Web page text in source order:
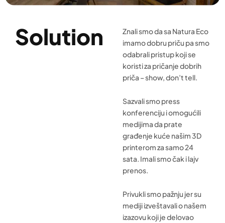
Solution
Znali smo da sa Natura Eco
imamo dobru priču pa smo
odabrali pristup koji se
koristi za pričanje dobrih
priča – show, don’t tell.
Sazvali smo press
konferenciju i omogućili
medijima da prate
građenje kuće našim 3D
printerom za samo 24
sata. Imali smo čak i lajv
prenos.
Privukli smo pažnju jer su
mediji izveštavali o našem
izazovu koji je delovao